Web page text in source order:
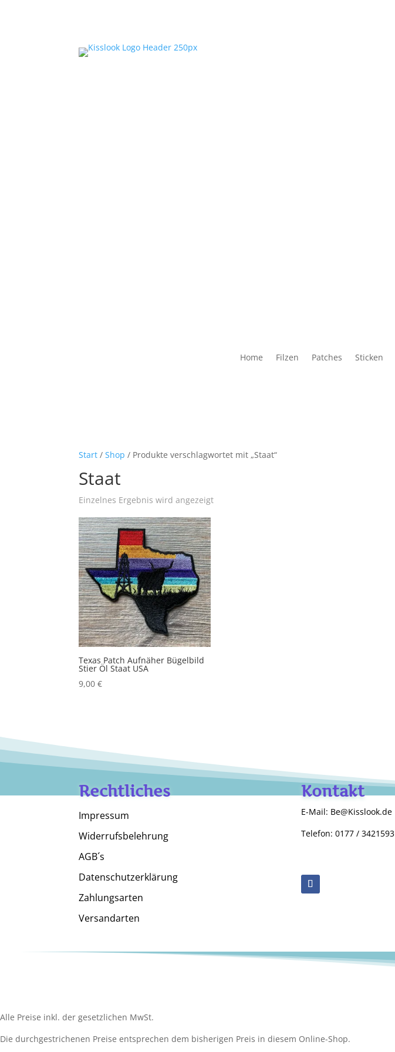
Home Filzen Patches Sticken
Start /Shop / Produkte verschlagwortet mit „Staat“
Staat
Einzelnes Ergebnis wird angezeigt
Texas Patch Aufnäher Bügelbild
Stier Öl Staat USA
9,00€
Rechtliches
Impressum
Widerrufsbelehrung
AGB´s
Datenschutzerklärung
Zahlungsarten
Versandarten
Kontakt
E-Mail: Be@Kisslook.de
Telefon: 0177 / 3421593
Alle Preise inkl. der gesetzlichen MwSt.
Die durchgestrichenen Preise entsprechen dem bisherigen Preis in diesem Online-Shop.